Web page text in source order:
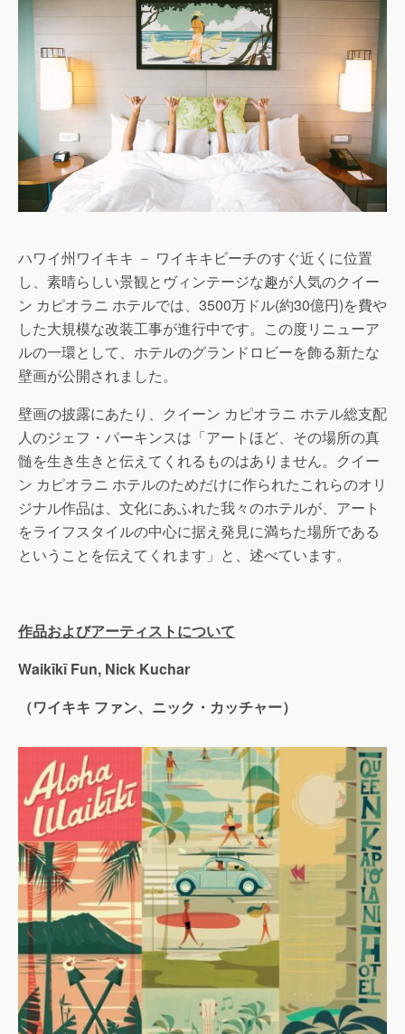
ハワイ州ワイキキ － ワイキキビーチのすぐ近くに位置
し、素晴らしい景観とヴィンテージな趣が人気のクイー
ン カピオラニ ホテルでは、3500万ドル(約30億円)を費や
した大規模な改装工事が進行中です。この度リニューア
ルの一環として、ホテルのグランドロビーを飾る新たな
壁画が公開されました。
壁画の披露にあたり、クイーン カピオラニ ホテル総支配
人のジェフ・パーキンスは「アートほど、その場所の真
髄を生き生きと伝えてくれるものはありません。クイー
ン カピオラニ ホテルのためだけに作られたこれらのオリ
ジナル作品は、文化にあふれた我々のホテルが、アート
をライフスタイルの中心に据え発見に満ちた場所である
ということを伝えてくれます」と、述べています。
作品およびアーティストについて
Waikīkī Fun, Nick Kuchar
（ワイキキ ファン、ニック・カッチャー）